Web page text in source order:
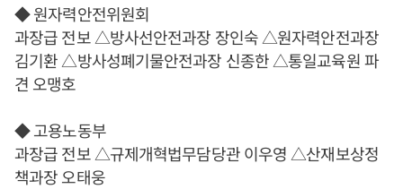
◆ 원자력안전위원회
과장급 전보 △방사선안전과장 장인숙 △원자력안전과장
김기환 △방사성폐기물안전과장 신종한 △통일교육원 파
견 오맹호
◆ 고용노동부
과장급 전보 △규제개혁법무담당관 이우영 △산재보상정
책과장 오태웅